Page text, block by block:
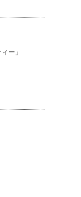
ー」